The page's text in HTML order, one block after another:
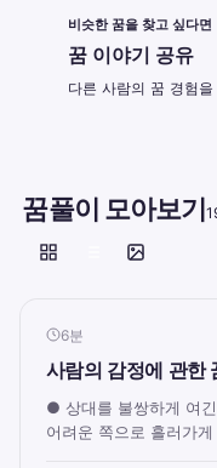
비슷한 꿈을 찾고 싶다면
꿈 이야기 공유
다른 사람의 꿈 경험
꿈풀이 모아보기
6분
사람의 감정에 관한
● 상대를 불쌍하게 여
어려운 쪽으로 흘러가